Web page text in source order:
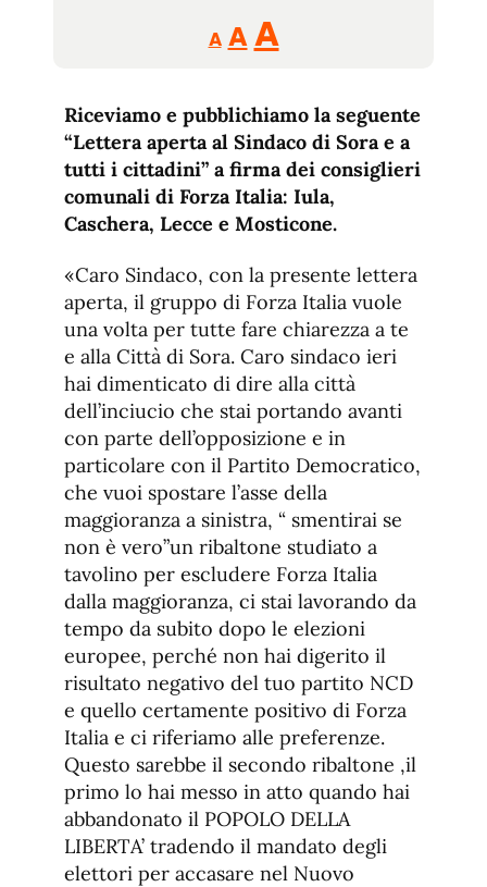
A
Reducir
tamaño
A Restablecer
de
fuente
AAumentar
de
fuente.
Riceviamo e pubblichiamo la seguente
“Lettera aperta al Sindaco di Sora e a
tutti i cittadini” a firma dei consiglieri
comunali di Forza Italia: Iula,
Caschera, Lecce e Mosticone.
«Caro Sindaco, con la presente lettera
aperta, il gruppo di Forza Italia vuole
una volta per tutte fare chiarezza a te
e alla Città di Sora. Caro sindaco ieri
hai dimenticato di dire alla città
dell’inciucio che stai portando avanti
con parte dell’opposizione e in
particolare con il Partito Democratico,
che vuoi spostare l’asse della
maggioranza a sinistra, “ smentirai se
non è vero”un ribaltone studiato a
tavolino per escludere Forza Italia
dalla maggioranza, ci stai lavorando da
tempo da subito dopo le elezioni
europee, perché non hai digerito il
risultato negativo del tuo partito NCD
e quello certamente positivo di Forza
Italia e ci riferiamo alle preferenze.
Questo sarebbe il secondo ribaltone ,il
primo lo hai messo in atto quando hai
abbandonato il POPOLO DELLA
LIBERTA’ tradendo il mandato degli
elettori per accasare nel Nuovo